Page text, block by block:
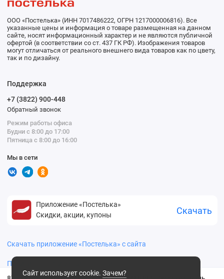
Сайт использует cookie. Зачем?
ООО «Постелька» (ИНН 7017486222, ОГРН 1217000006816). Все
указанные цены и информация о товаре размещенная на данном
сайте, носят информационный характер и не являются публичной
офертой (в соответствии со ст. 437 ГК РФ). Изображения товаров
могут отличаться от реального внешнего вида товаров как по цвету,
так и по дизайну.
Поддержка
+7 (3822) 900-448
Обратный звонок
Режим работы офиса
Будни с 8:00 до 17:00
Пятница с 8:00 до 16:00
Мы в сети
Приложение «Постелька»
Скидки, акции, купоны
Скачать
Скачать приложение «Постелька» с сайта
Политика конфиденциальности